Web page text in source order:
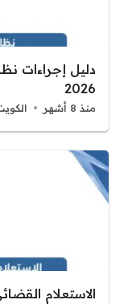
دليل إجراءات
2026
منذ 8 أشهر
الاستعلام